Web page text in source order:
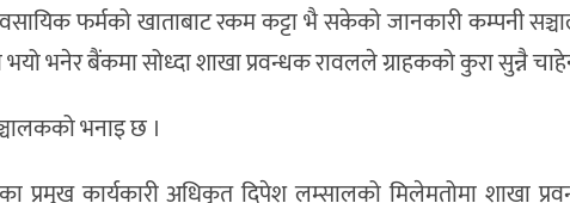
फर्मको खाताबाट रकम कट्टा भै सकेको जानकारी कम्पनी
भनेर बैंकमा सोध्दा शाखा प्रवन्धक रावलले ग्राहकको कुरा सुन्नै
भनाइ छ ।
प्रमुख कार्यकारी अधिकृत दिपेश लम्सालको मिलेमतोमा शाखा